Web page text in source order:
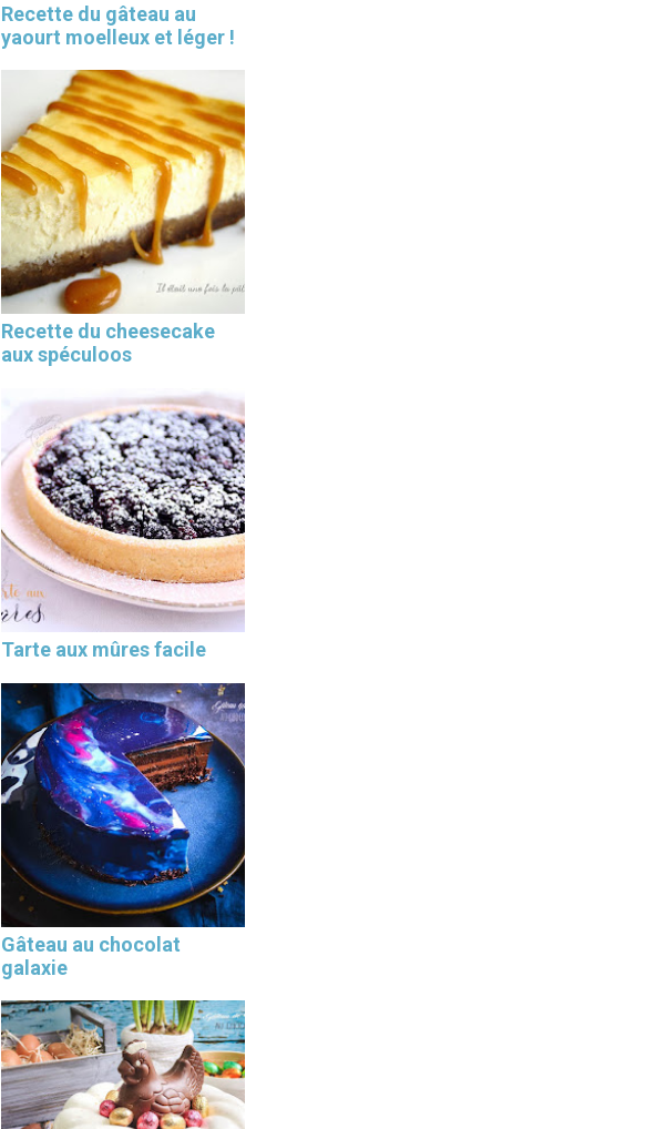
Recette du gâteau au
yaourt moelleux et léger !
Recette du cheesecake
aux spéculoos
Tarte aux mûres facile
Gâteau au chocolat
galaxie